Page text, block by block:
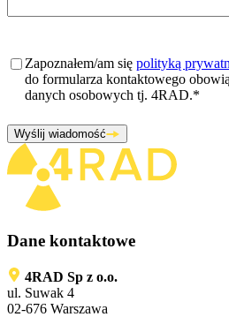
Zgoda*
Zapoznałem/am się polityką
do formularza kontaktowego
danych osobowych tj. 4RAD.*
Wyślij wiadomość
Dane kontaktowe
4RAD Sp z o.o.
ul. Suwak 4
02-676 Warszawa